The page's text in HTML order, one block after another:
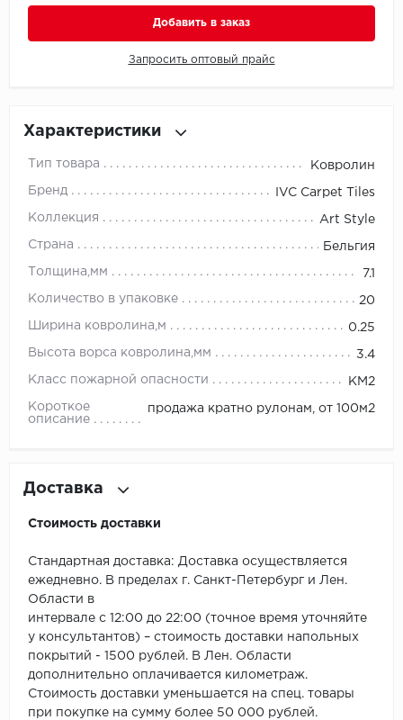
Next Step
Novafloor
Primavera
SPC Alta Step
SPC Betta
SPC Flooring
Добавить в заказ
Запросить оптовый прайс
Характеристики
Тип товара Ковролин
Бренд IVC Carpet Tiles
Коллекция Art Style
Страна Бельгия
Толщина,мм 7.1
Количество в упаковке 20
Ширина ковролина,м 0.25
Высота ворса ковролина,мм 3.4
Класс пожарной опасности КМ2
Короткое
описание
продажа кратно рулонам, от 100м2
Доставка
Стоимость доставки
Стандартная доставка: Доставка осуществляется
ежедневно. В пределах г. Санкт-Петербург и Лен.
Области в
интервале с 12:00 до 22:00 (точное время уточняйте
у консультантов) – стоимость доставки напольных
покрытий - 1500 рублей. В Лен. Области
дополнительно оплачивается километраж.
Стоимость доставки уменьшается на спец. товары
при покупке на сумму более 50 000 рублей.